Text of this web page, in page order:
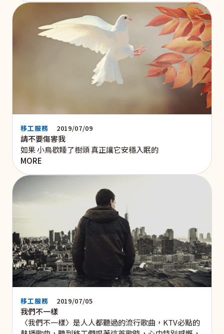
移工服務 2019/07/09
請不要傷害我
如果 小鳥歇睡了樹頭 真正讓它安穩入眠的
MORE
移工服務 2019/07/05
我們不一樣
〈我們不一樣〉是人人都聽過的流行歌曲，KTV必點的